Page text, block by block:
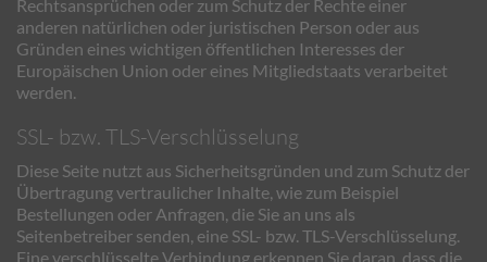
Rechtsansprüchen oder zum Schutz der Rechte einer
anderen natürlichen oder juristischen Person oder aus
Gründen eines wichtigen öffentlichen Interesses der
Europäischen Union oder eines Mitgliedstaats verarbeitet
werden.
SSL- bzw. TLS-Verschlüsselung
Diese Seite nutzt aus Sicherheitsgründen und zum Schutz der
Übertragung vertraulicher Inhalte, wie zum Beispiel
Bestellungen oder Anfragen, die Sie an uns als
Seitenbetreiber senden, eine SSL- bzw. TLS-Verschlüsselung.
Eine verschlüsselte Verbindung erkennen Sie daran, dass die